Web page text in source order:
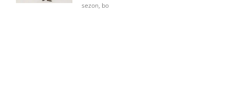
sezon, bo